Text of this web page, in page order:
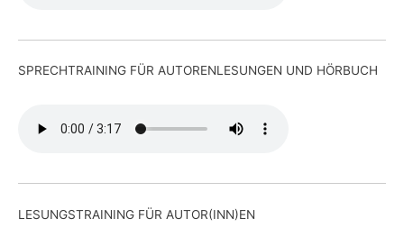
SPRECHTRAINING FÜR AUTORENLESUNGEN UND HÖRBUCH
LESUNGSTRAINING FÜR AUTOR(INN)EN